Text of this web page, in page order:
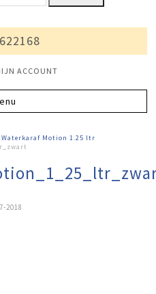
ACCOUNT
Waterkaraf Motion 1.25 ltr
2018